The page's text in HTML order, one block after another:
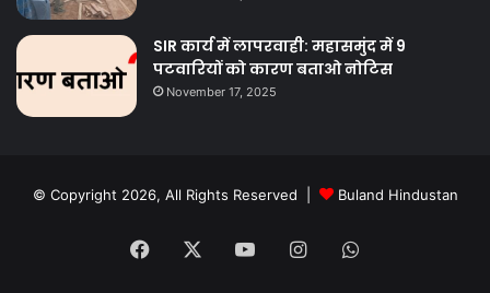
SIR कार्य में लापरवाही: महासमुंद में 9
पटवारियों को कारण बताओ नोटिस
November 17, 2025
© Copyright 2026, All Rights Reserved | Buland Hindustan
Facebook YouTubeInstagramWhatsApp